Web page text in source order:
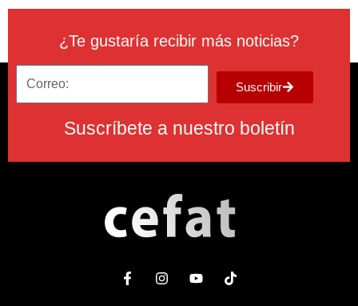
Suscríbete a nuestro boletín
¿Te gustaría recibir más noticias?
Suscribir